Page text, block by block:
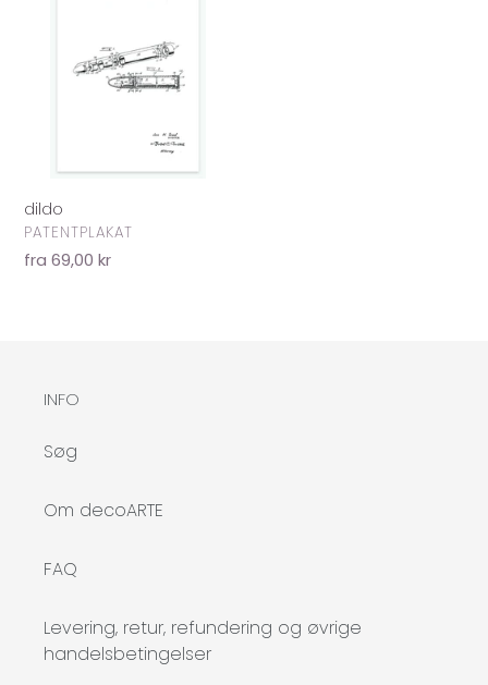
i
o
:
dildo
FORHANDLER
PATENTPLAKAT
Normalpris
fra 69,00 kr
INFO
Søg
Om decoARTE
FAQ
Levering, retur, refundering og øvrige
handelsbetingelser